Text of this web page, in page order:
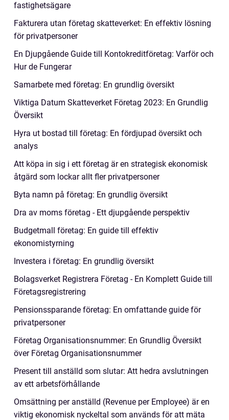
fastighetsägare
Fakturera utan företag skatteverket: En effektiv lösning
för privatpersoner
En Djupgående Guide till Kontokreditföretag: Varför och
Hur de Fungerar
Samarbete med företag: En grundlig översikt
Viktiga Datum Skatteverket Företag 2023: En Grundlig
Översikt
Hyra ut bostad till företag: En fördjupad översikt och
analys
Att köpa in sig i ett företag är en strategisk ekonomisk
åtgärd som lockar allt fler privatpersoner
Byta namn på företag: En grundlig översikt
Dra av moms företag - Ett djupgående perspektiv
Budgetmall företag: En guide till effektiv
ekonomistyrning
Investera i företag: En grundlig översikt
Bolagsverket Registrera Företag - En Komplett Guide till
Företagsregistrering
Pensionssparande företag: En omfattande guide för
privatpersoner
Företag Organisationsnummer: En Grundlig Översikt
över Företag Organisationsnummer
Present till anställd som slutar: Att hedra avslutningen
av ett arbetsförhållande
Omsättning per anställd (Revenue per Employee) är en
viktig ekonomisk nyckeltal som används för att mäta